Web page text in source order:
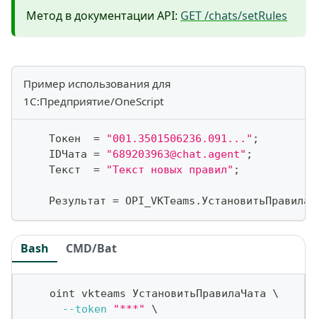
Метод в документации API: GET /chats/setRules
Пример использования для
1С:Предприятие/OneScript
    Токен
= "001.3501506236.091..." ;
    IDЧата
= "689203963@chat.agent" ;
    Текст
= "Текст новых правил" ;
    Результат
= OPI_VKTeams .
Bash CMD/Bat
    oint vkteams УстановитьПравилаЧата
\
--token
"***"
\